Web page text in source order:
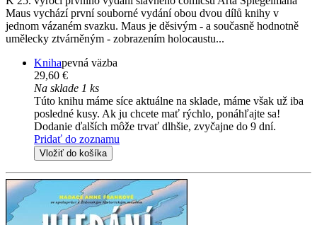
Maus vychází první souborné vydání obou dvou dílů knihy v
jednom vázaném svazku. Maus je děsivým - a současně hodnotně
umělecky ztvárněným - zobrazením holocaustu...
Knihapevná väzba
29,60 €
Na sklade 1 ks
Túto knihu máme síce aktuálne na sklade, máme však už iba
posledné kusy. Ak ju chcete mať rýchlo, ponáhľajte sa!
Dodanie ďalších môže trvať dlhšie, zvyčajne do 9 dní.
Pridať do zoznamu
Vložiť do košíka